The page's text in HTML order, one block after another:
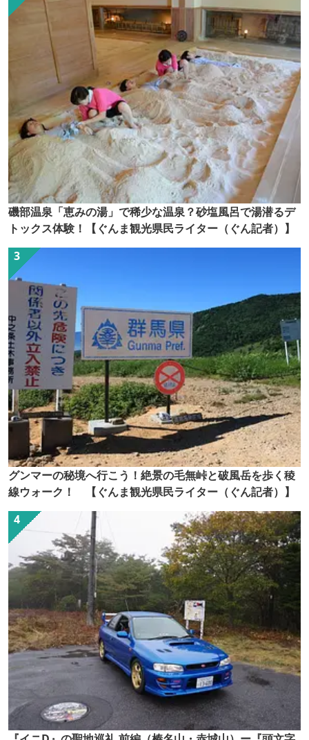
磯部温泉「恵みの湯」で稀少な温泉？砂塩風呂で湯潜るデ
トックス体験！【ぐんま観光県民ライター（ぐん記者）】
グンマーの秘境へ行こう！絶景の毛無峠と破風岳を歩く稜
線ウォーク！ 【ぐんま観光県民ライター（ぐん記者）】